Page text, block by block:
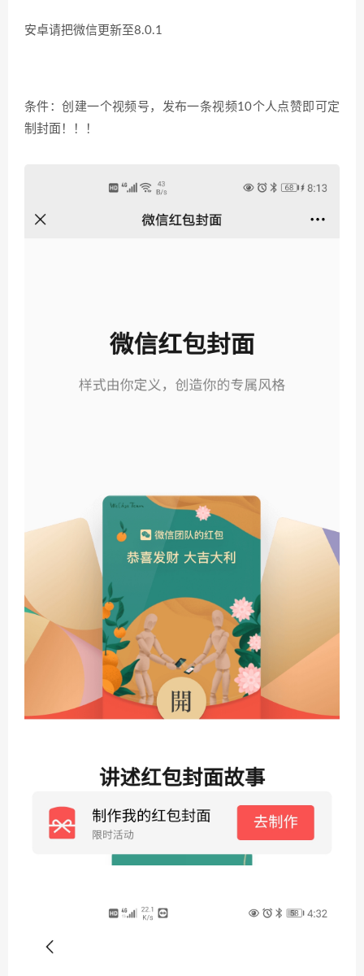
安卓请把微信更新至8.0.1
条件：创建一个视频号，发布一条视频10个人点赞即可定
制封面！！！